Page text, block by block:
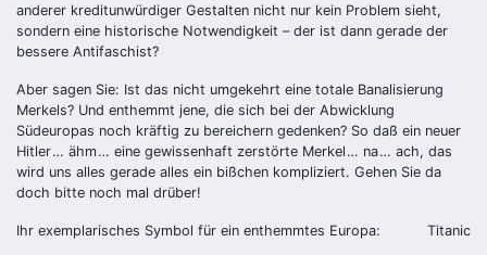
anderer kreditunwürdiger Gestalten nicht nur kein Problem sieht,
sondern eine historische Notwendigkeit – der ist dann gerade der
bessere Antifaschist?
Aber sagen Sie: Ist das nicht umgekehrt eine totale Banalisierung
Merkels? Und enthemmt jene, die sich bei der Abwicklung
Südeuropas noch kräftig zu bereichern gedenken? So daß ein neuer
Hitler … ähm … eine gewissenhaft zerstörte Merkel … na … ach, das
wird uns alles gerade alles ein bißchen kompliziert. Gehen Sie da
doch bitte noch mal drüber!
Ihr exemplarisches Symbol für ein enthemmtes Europa: Titanic